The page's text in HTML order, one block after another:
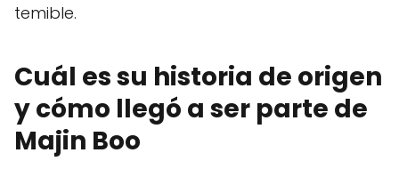
temible.
Cuál es su historia de origen
y cómo llegó a ser parte de
Majin Boo